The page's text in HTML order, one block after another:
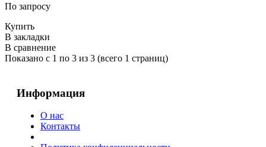
По запросу
Купить
В закладки
В сравнение
Показано с 1 по 3 из 3 (всего 1 страниц)
Информация
О нас
Контакты